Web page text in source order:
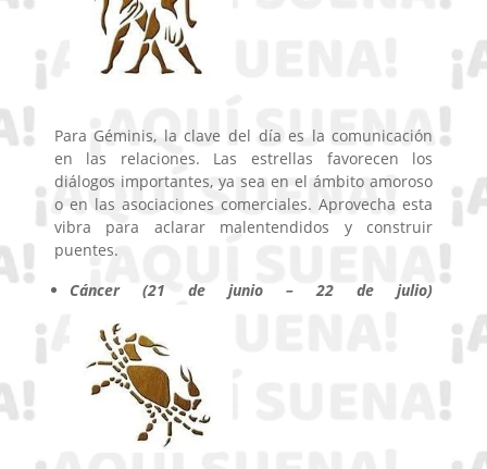
Para Géminis, la clave del día es la comunicación
en las relaciones. Las estrellas favorecen los
diálogos importantes, ya sea en el ámbito amoroso
o en las asociaciones comerciales. Aprovecha esta
vibra para aclarar malentendidos y construir
puentes.
Cáncer (21 de junio – 22 de julio)